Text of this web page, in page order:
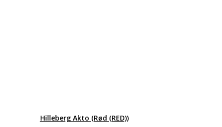
Hilleberg Akto (Rød (RED))